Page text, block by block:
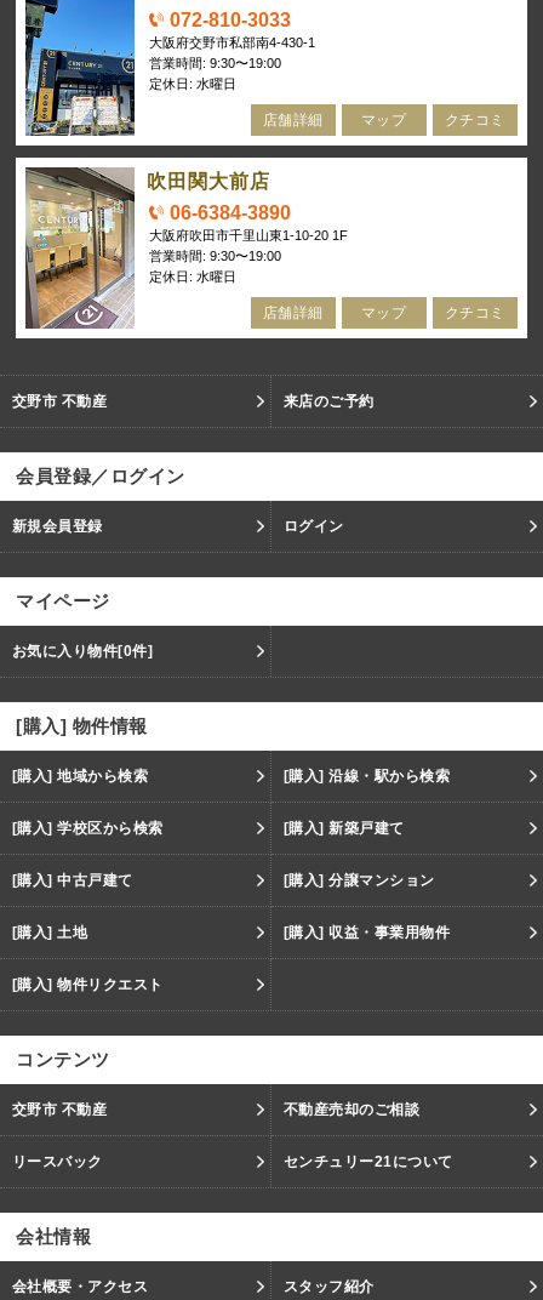
072-810-3033
大阪府交野市私部南4-430-1
営業時間: 9:30〜19:00
定休日: 水曜日
店舗詳細 マップ クチコミ
吹田関大前店
06-6384-3890
大阪府吹田市千里山東1-10-20 1F
営業時間: 9:30〜19:00
定休日: 水曜日
店舗詳細 マップ クチコミ
交野市 不動産 来店のご予約
会員登録／ログイン
新規会員登録 ログイン
マイページ
お気に入り物件[0件]
[購入] 物件情報
[購入] 地域から検索 [購入] 沿線・駅から検索
[購入] 学校区から検索 [購入] 新築戸建て
[購入] 中古戸建て [購入] 分譲マンション
[購入] 土地 [購入] 収益・事業用物件
[購入] 物件リクエスト
コンテンツ
交野市 不動産 不動産売却のご相談
リースバック センチュリー21について
会社情報
会社概要・アクセス スタッフ紹介